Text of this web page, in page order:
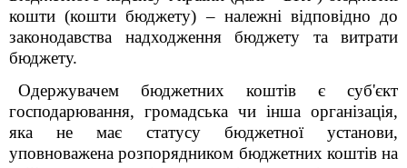
кошти (кошти бюджету) – належні відповідно до
законодавства надходження бюджету та витрати
бюджету.
Одержувачем бюджетних коштів є суб'єкт
господарювання, громадська чи інша організація,
яка не має статусу бюджетної установи,
уповноважена розпорядником бюджетних коштів на